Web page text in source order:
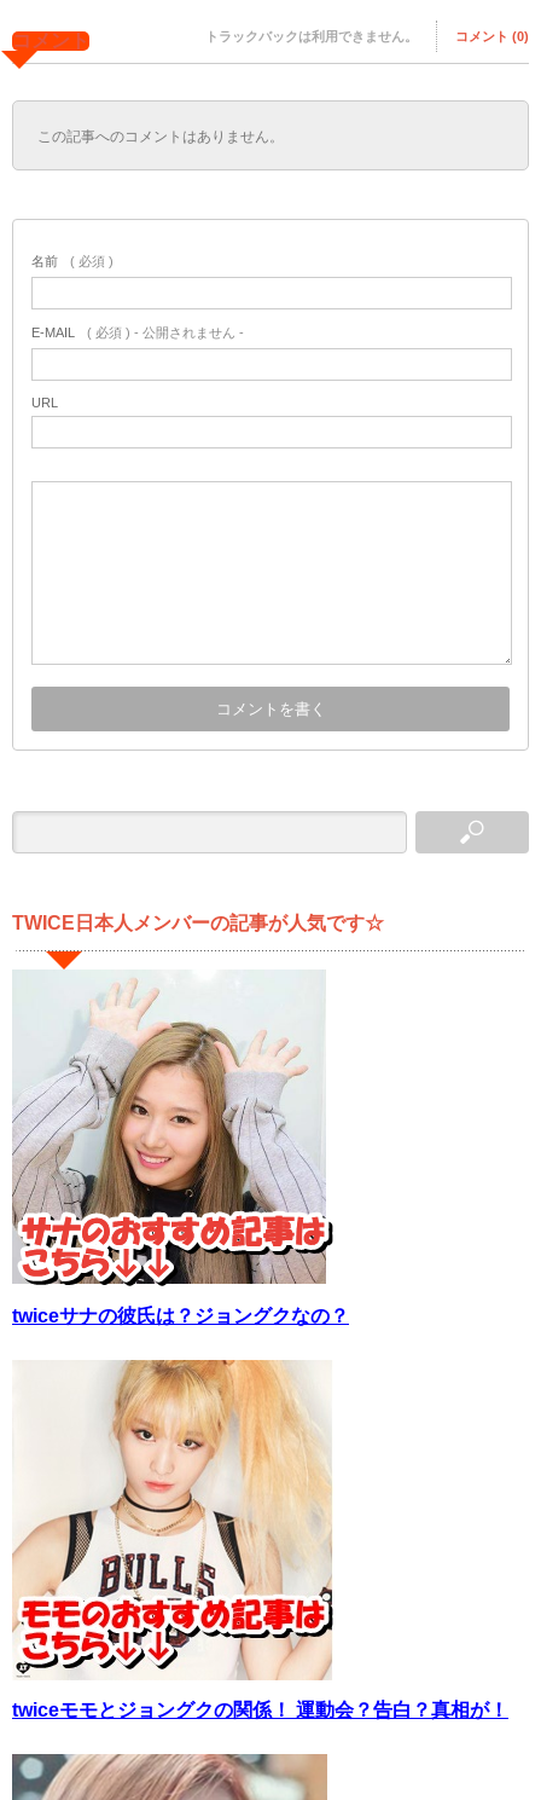
コメント トラックバックは利用できません。 コメント (0)
この記事へのコメントはありません。
名前 ( 必須 )
E-MAIL ( 必須 ) - 公開されません -
URL
TWICE日本人メンバーの記事が人気です☆
twiceサナの彼氏は？ジョングクなの？
twiceモモとジョングクの関係！ 運動会？告白？真相が！